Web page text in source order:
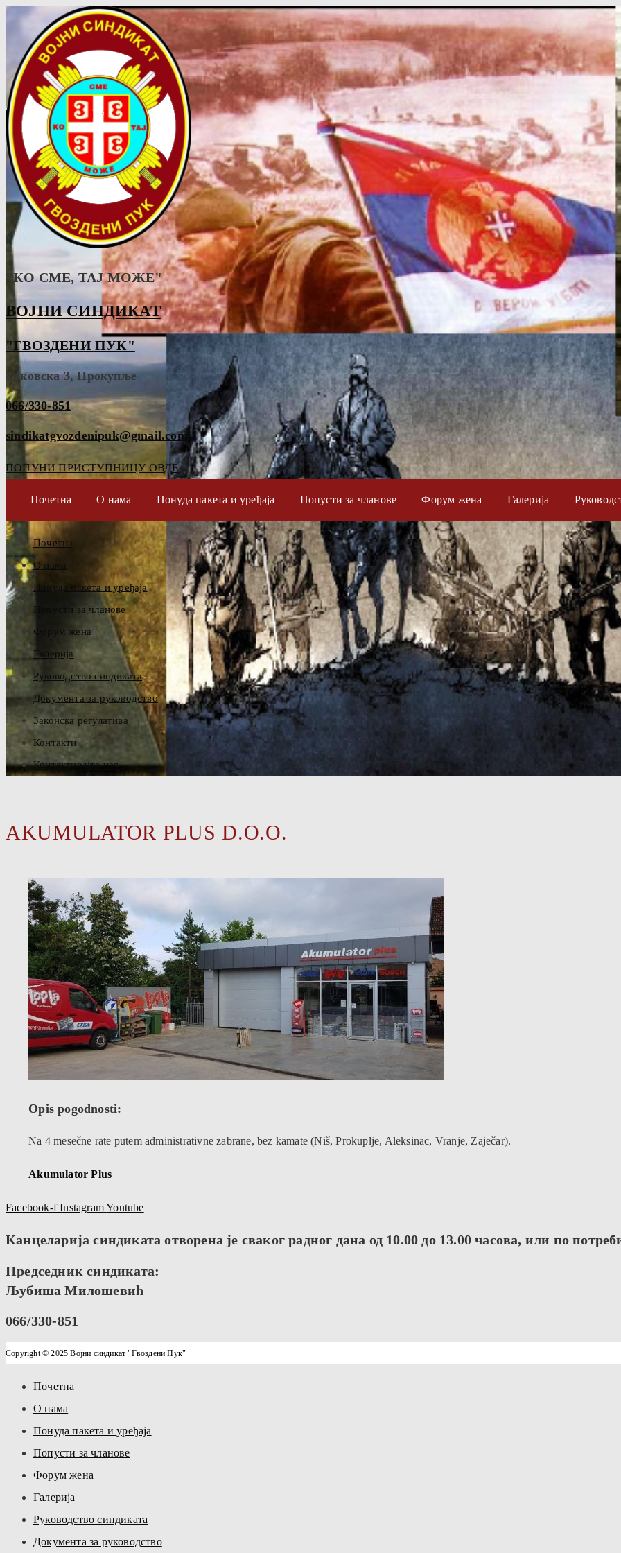
"КО СМЕ, ТАJ МОЖЕ"
ВОЈНИ СИНДИКАТ
"ГВОЗДЕНИ ПУК"
Таковска 3, Прокупље
066/330-851
sindikatgvozdenipuk@gmail.com
ПОПУНИ ПРИСТУПНИЦУ ОВДЕ
Почетна О нама Понуда пакета и уређаја Попусти за чланове Форум жена Галерија
Почетна
О нама
Понуда пакета и уређаја
Попусти за чланове
Форум жена
Галерија
Руководство синдиката
Документа за руководство
Законска регулатива
Контакти
Контактирајте нас
AKUMULATOR PLUS D.O.O.
Opis pogodnosti:
Na 4 mesečne rate putem administrativne zabrane, bez kamate (Niš, Prokuplje, Aleksinac, Vranje, Zaječar).
Akumulator Plus
Facebook-f InstagramYoutube
Канцеларија синдиката отворена је сваког радног дана од 10.00 до 13.00 часова, или по
Председник синдиката:
Љубиша Милошевић
066/330-851
Copyright © 2025 Војни синдикат "Гвоздени Пук"
Почетна
О нама
Понуда пакета и уређаја
Попусти за чланове
Форум жена
Галерија
Руководство синдиката
Документа за руководство